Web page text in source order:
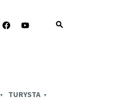
YOUTUBE
FACEBOOK
TURYSTA